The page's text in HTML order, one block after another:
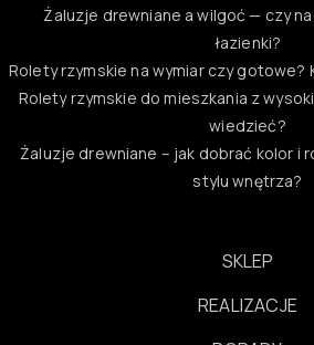
Żaluzje drewniane a wilgoć — czy
łazienki?
Rolety rzymskie na wymiar czy gotowe?
Rolety rzymskie do mieszkania z
wiedzieć?
Żaluzje drewniane – jak dobrać kolor i
stylu wnętrza?
SKLEP
REALIZACJE